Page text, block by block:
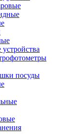
посуды